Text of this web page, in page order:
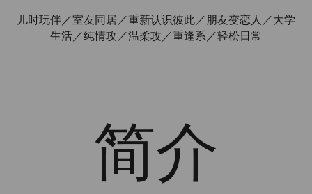
儿时玩伴／室友同居／重新认识彼此／朋友变恋人／大学
生活／纯情攻／温柔攻／重逢系／轻松日常
简介